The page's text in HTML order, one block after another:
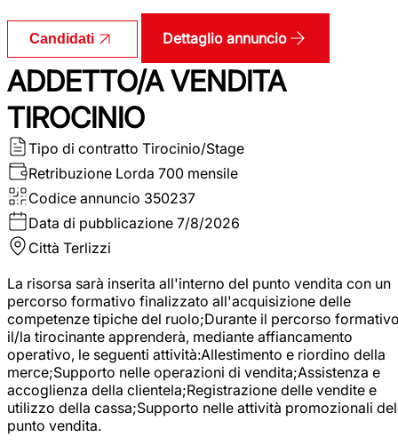
Candidati Dettaglio annuncio
ADDETTO/A VENDITA
TIROCINIO
Tipo di contratto Tirocinio/Stage
Retribuzione Lorda 700 mensile
Codice annuncio 350237
Data di pubblicazione 7/8/2026
Città Terlizzi
La risorsa sarà inserita all'interno del punto vendita con un
percorso formativo finalizzato all'acquisizione delle
competenze tipiche del ruolo;Durante il percorso
il/la tirocinante apprenderà, mediante affiancamento
operativo, le seguenti attività:Allestimento e riordino della
merce;Supporto nelle operazioni di vendita;Assistenza e
accoglienza della clientela;Registrazione delle vendite e
utilizzo della cassa;Supporto nelle attività promozionali del
punto vendita.